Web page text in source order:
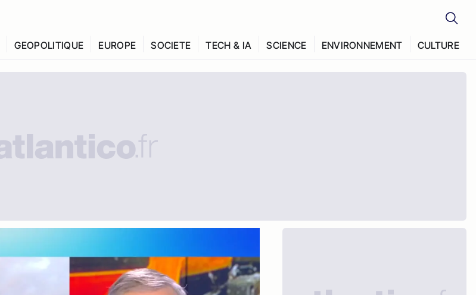
GEOPOLITIQUE EUROPE SOCIETE TECH & IA SCIENCE ENVIRONNEMENT CULTURE